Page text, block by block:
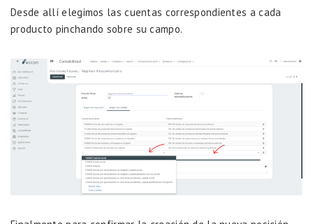
Desde allí elegimos las cuentas correspondientes a cada
producto pinchando sobre su campo.